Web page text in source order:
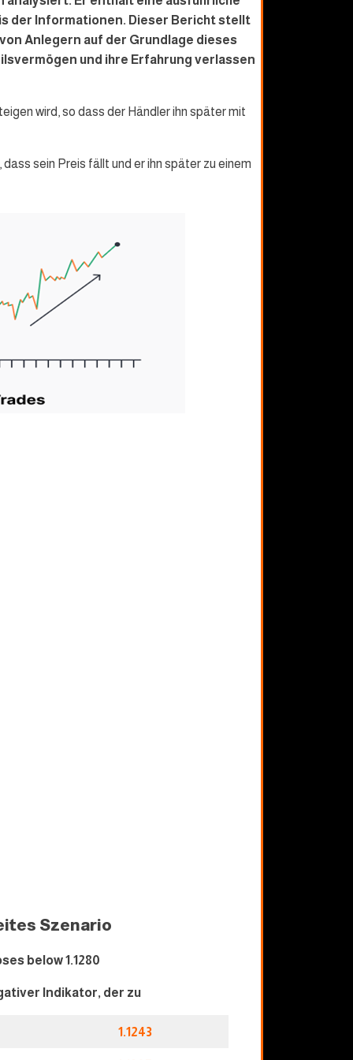
der Informationen. Dieser Bericht stellt
Anlegern auf der Grundlage dieses
und ihre Erfahrung verlassen
wird, so dass der Händler ihn später mit
sein Preis fällt und er ihn später zu einem
Szenario
below 1.1280
Indikator, der zu
1.1243